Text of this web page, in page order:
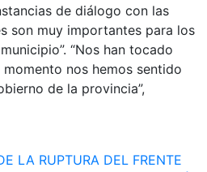
de diálogo con las
son muy importantes para los
“Nos han tocado
nos hemos sentido
de la provincia”,
LA RUPTURA DEL FRENTE